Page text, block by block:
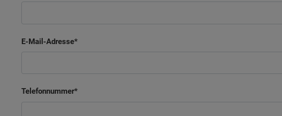
E-Mail-Adresse
Telefonnummer